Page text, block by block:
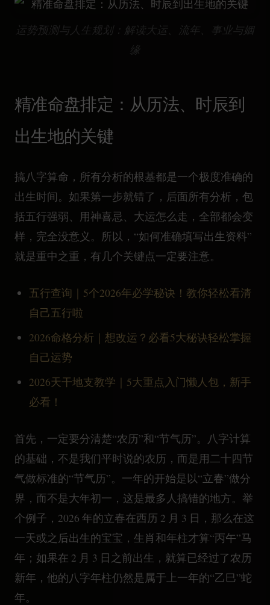
运势预测与人生规划：解读大运、流年、事业与姻
缘
精准命盘排定：从历法、时辰到
出生地的关键
搞八字算命，所有分析的根基都是一个极度准确的
出生时间。如果第一步就错了，后面所有分析，包
括五行强弱、用神喜忌、大运怎么走，全部都会变
样，完全没意义。所以，“如何准确填写出生资料”
就是重中之重，有几个关键点一定要注意。
五行查询｜5个2026年必学秘诀！教你轻松看清
自己五行啦
2026命格分析｜想改运？必看5大秘诀轻松掌握
自己运势
2026天干地支教学｜5大重点入门懒人包，新手
必看！
首先，一定要分清楚“农历”和“节气历”。八字计算
的基础，不是我们平时说的农历，而是用二十四节
气做标准的“节气历”。一年的开始是以“立春”做分
界，而不是大年初一，这是最多人搞错的地方。举
个例子，2026 年的立春在西历 2 月 3 日，那么在这
一天或之后出生的宝宝，生肖和年柱才算“丙午”马
年；如果在 2 月 3 日之前出生，就算已经过了农历
新年，他的八字年柱仍然是属于上一年的“乙巳”蛇
年。